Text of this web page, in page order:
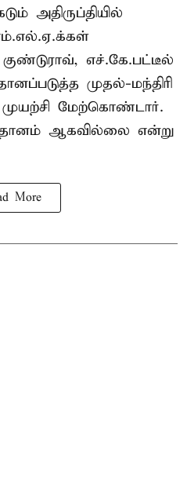
அதிருப்தியில்
எச்.கே.பட்டீல்
முதல்-மந்திரி
முயற்சி மேற்கொண்டார்.
ஆகவில்லை என்று
More